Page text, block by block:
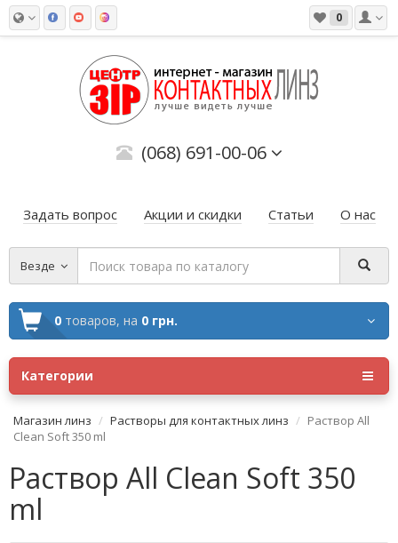
0
(068) 691-00-06
Задать вопрос Акции и скидки Статьи О нас
Везде
0 товаров, на 0 грн.
Категории
Магазин линз Растворы для контактных линз
Раствор All
Clean Soft 350 ml
Раствор All Clean Soft 350
ml